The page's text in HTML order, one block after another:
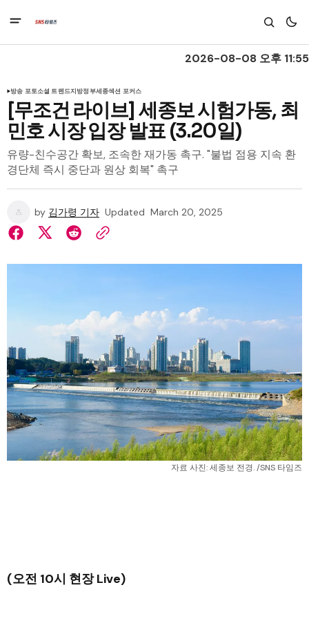
2026-08-08 오후 11:55
방송 포토소셜 트렌드지방정부세종섹션 포커스
[무조건 라이브] 세종보 시험가동, 최
민호 시장 입장 발표 (3.20일)
유량-친수공간 확보, 조속한 재가동 촉구. "불법 점용 지속 환
경단체 즉시 중단과 원상 회복" 촉구
by 김가령 기자 Updated March 20, 2025
자료 사진: 세종보 전경. /SNS 타임즈
(오전 10시 현장 Live)